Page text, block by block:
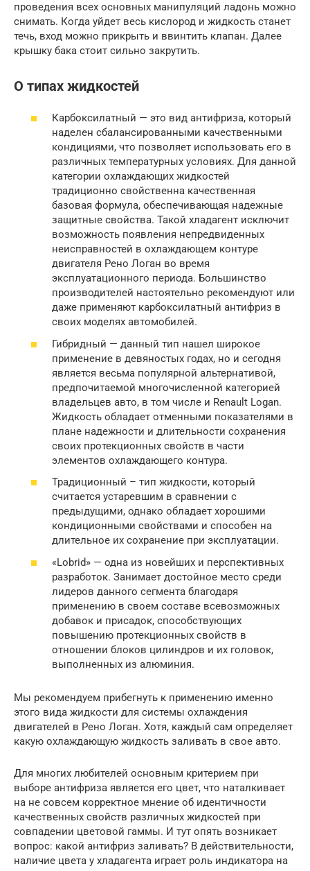
проведения всех основных манипуляций ладонь можно
снимать. Когда уйдет весь кислород и жидкость станет
течь, вход можно прикрыть и ввинтить клапан. Далее
крышку бака стоит сильно закрутить.
О типах жидкостей
Карбоксилатный — это вид антифриза, который
наделен сбалансированными качественными
кондициями, что позволяет использовать его в
различных температурных условиях. Для данной
категории охлаждающих жидкостей
традиционно свойственна качественная
базовая формула, обеспечивающая надежные
защитные свойства. Такой хладагент исключит
возможность появления непредвиденных
неисправностей в охлаждающем контуре
двигателя Рено Логан во время
эксплуатационного периода. Большинство
производителей настоятельно рекомендуют или
даже применяют карбоксилатный антифриз в
своих моделях автомобилей.
Гибридный — данный тип нашел широкое
применение в девяностых годах, но и сегодня
является весьма популярной альтернативой,
предпочитаемой многочисленной категорией
владельцев авто, в том числе и Renault Logan.
Жидкость обладает отменными показателями в
плане надежности и длительности сохранения
своих протекционных свойств в части
элементов охлаждающего контура.
Традиционный – тип жидкости, который
считается устаревшим в сравнении с
предыдущими, однако обладает хорошими
кондиционными свойствами и способен на
длительное их сохранение при эксплуатации.
«Lobrid» — одна из новейших и перспективных
разработок. Занимает достойное место среди
лидеров данного сегмента благодаря
применению в своем составе всевозможных
добавок и присадок, способствующих
повышению протекционных свойств в
отношении блоков цилиндров и их головок,
выполненных из алюминия.
Мы рекомендуем прибегнуть к применению именно
этого вида жидкости для системы охлаждения
двигателей в Рено Логан. Хотя, каждый сам определяет
какую охлаждающую жидкость заливать в свое авто.
Для многих любителей основным критерием при
выборе антифриза является его цвет, что наталкивает
на не совсем корректное мнение об идентичности
качественных свойств различных жидкостей при
совпадении цветовой гаммы. И тут опять возникает
вопрос: какой антифриз заливать? В действительности,
наличие цвета у хладагента играет роль индикатора на